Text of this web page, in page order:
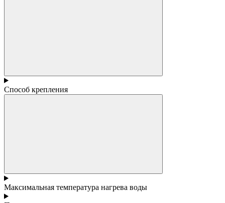
Способ крепления
Максимальная температура нагрева воды